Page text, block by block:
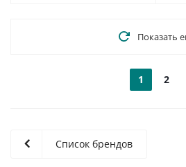
Показать
1 2
Список брендов